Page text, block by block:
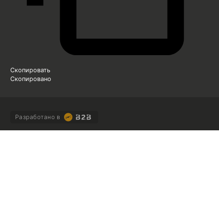
Скопировать
Скопировано
Разработано в